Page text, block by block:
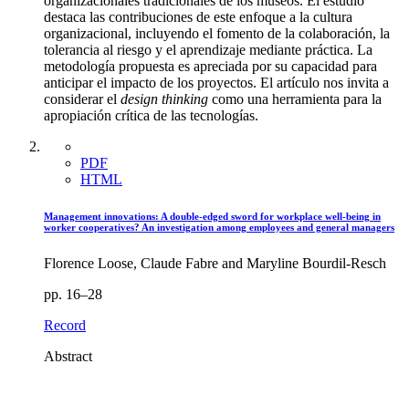
destaca las contribuciones de este enfoque a la cultura
organizacional, incluyendo el fomento de la colaboración, la
tolerancia al riesgo y el aprendizaje mediante práctica. La
metodología propuesta es apreciada por su capacidad para
anticipar el impacto de los proyectos. El artículo nos invita a
considerar el design thinking como una herramienta para la
apropiación crítica de las tecnologías.
PDF
HTML
Management innovations: A double-edged sword for workplace well-being in
worker cooperatives? An investigation among employees and general managers
Florence Loose, Claude Fabre and Maryline Bourdil-Resch
pp. 16–28
Record
Abstract